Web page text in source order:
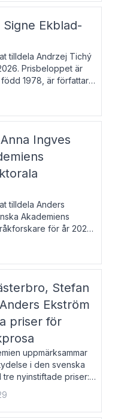
att ta sitt inträde vid
Ekblad-
tilldela Andrzej Tichý
Prisbeloppet är
1978, är författare
2005 med den
Ingves
tilldela Anders
Akademiens
för år 2026.
per mottagare.
Stefan
Ekström
priser för
uppmärksammar
i den svenska
tre nyinstiftade priser:
pris till
av svensk
går till Magnus